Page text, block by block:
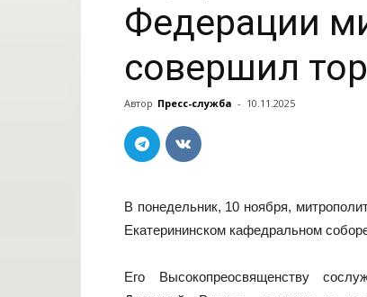
Федерации
совершил
Автор Пресс-служба - 10.11.2025
В понедельник, 10 ноября,
Екатерининском кафедральном
Его Высокопреосвященству